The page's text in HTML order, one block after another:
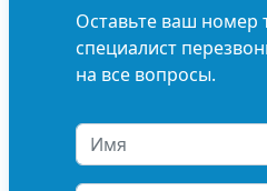
Оставьте ваш номер
специалист
на все вопросы.